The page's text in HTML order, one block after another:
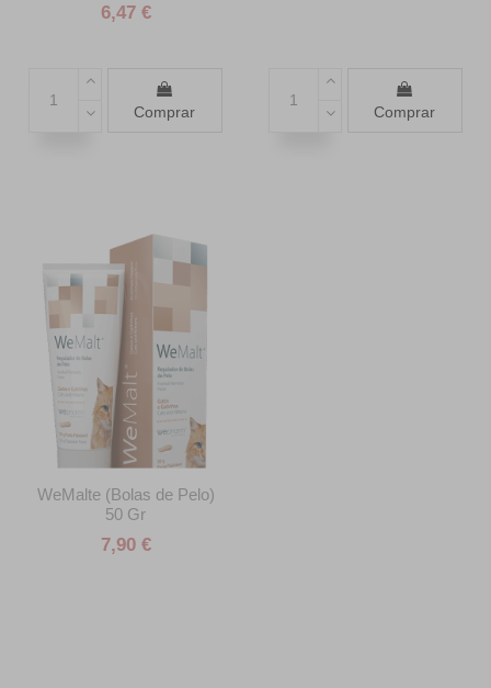
6,47 €
Comprar Comprar
WeMalte (Bolas de Pelo)
50 Gr
7,90 €